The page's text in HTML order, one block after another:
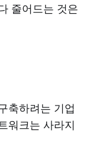
줄어드는 것은
축하려는 기업
워크는 사라지